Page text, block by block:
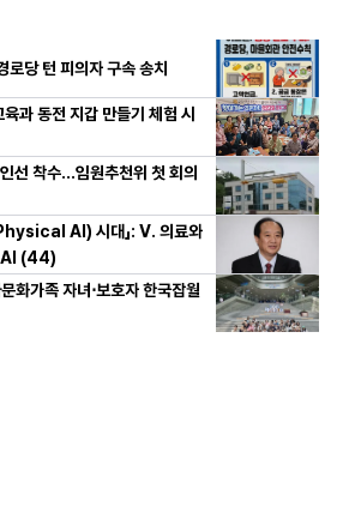
당 턴 피의자 구속 송치
과 동전 지갑 만들기 체험 시
선 착수…임원추천위 첫 회의
AI) 시대」: Ⅴ. 의료와
AI (44)
화가족 자녀⋅보호자 한국잡월